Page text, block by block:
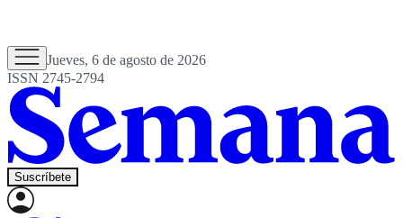
Jueves, 6 de agosto de 2026
ISSN 2745-2794
Suscríbete